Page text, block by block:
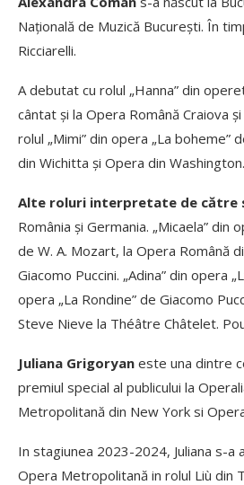
Națională de Muzică București. În
Ricciarelli.
A debutat cu rolul „Hanna” din
cântat și la Opera Română Craiova
rolul „Mimi” din opera „La boheme”
din Wichitta și Opera din Washington.
Alte roluri interpretate de către
România și Germania. „Micaela” din
de W. A. Mozart, la Opera Română
Giacomo Puccini. „Adina” din opera
opera „La Rondine” de Giacomo
Steve Nieve la Théâtre Châtelet.
Juliana Grigoryan este una dintre
premiul special al publicului la
Metropolitană din New York si
In stagiunea 2023-2024, Juliana s-
Opera Metropolitană in rolul Liù din